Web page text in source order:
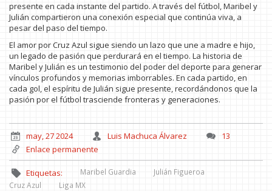
presente en cada instante del partido. A través del fútbol, Maribel y
Julián compartieron una conexión especial que continúa viva, a
pesar del paso del tiempo.
El amor por Cruz Azul sigue siendo un lazo que une a madre e hijo,
un legado de pasión que perdurará en el tiempo. La historia de
Maribel y Julián es un testimonio del poder del deporte para generar
vínculos profundos y memorias imborrables. En cada partido, en
cada gol, el espíritu de Julián sigue presente, recordándonos que la
pasión por el fútbol trasciende fronteras y generaciones.
may, 27 2024 Luis Machuca Álvarez
13
Enlace permanente
Etiquetas: Maribel Guardia
Julián Figueroa
Cruz Azul
Liga MX